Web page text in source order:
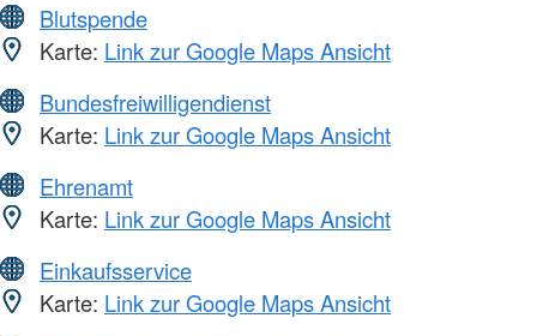
Blutspende
Karte: Link zur Google Maps Ansicht
Bundesfreiwilligendienst
Karte: Link zur Google Maps Ansicht
Ehrenamt
Karte: Link zur Google Maps Ansicht
Einkaufsservice
Karte: Link zur Google Maps Ansicht